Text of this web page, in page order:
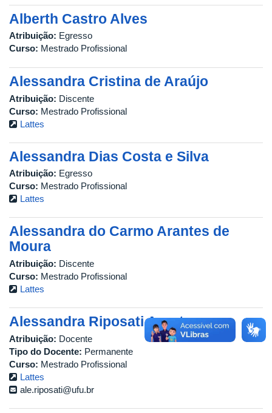
Alberth Castro Alves
Atribuição: Egresso
Curso: Mestrado Profissional
Alessandra Cristina de Araújo
Atribuição: Discente
Curso: Mestrado Profissional
Lattes
Alessandra Dias Costa e Silva
Atribuição: Egresso
Curso: Mestrado Profissional
Lattes
Alessandra do Carmo Arantes de
Moura
Atribuição: Discente
Curso: Mestrado Profissional
Lattes
Alessandra Riposati Arantes
Atribuição: Docente
Tipo do Docente: Permanente
Curso: Mestrado Profissional
Lattes
ale.riposati@ufu.br